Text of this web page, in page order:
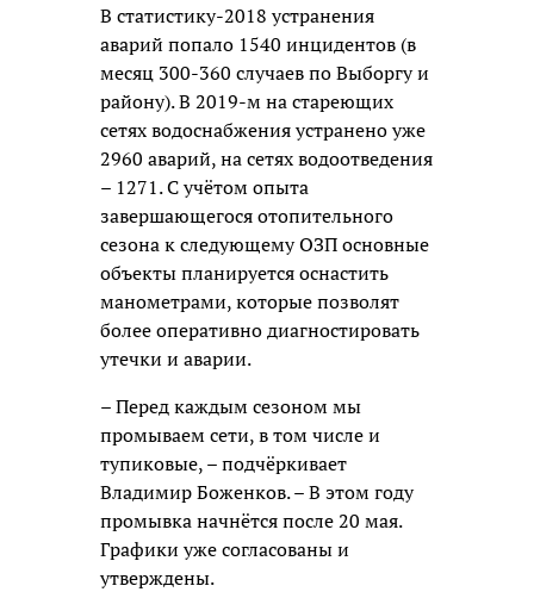
В статистику-2018 устранения
аварий попало 1540 инцидентов (в
месяц 300-360 случаев по Выборгу и
району). В 2019-м на стареющих
сетях водоснабжения устранено уже
2960 аварий, на сетях водоотведения
– 1271. С учётом опыта
завершающегося отопительного
сезона к следующему ОЗП основные
объекты планируется оснастить
манометрами, которые позволят
более оперативно диагностировать
утечки и аварии.
– Перед каждым сезоном мы
промываем сети, в том числе и
тупиковые, – подчёркивает
Владимир Боженков. – В этом году
промывка начнётся после 20 мая.
Графики уже согласованы и
утверждены.